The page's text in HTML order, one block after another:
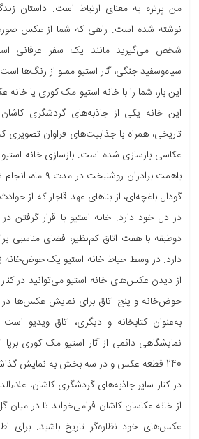
من پرتره به معنای ارتباط است. داستان
نوشته شده است. راهی که شما از عکس صورت
شخص می‌گیرید مانند یک سفر عرفانی
سیاه‌وسفید جنگی، آثار استیو مملو از رنگ‌ها
این بار، شما را با خانه استیو مک کوری یا خانه
این خانه یکی از جاذبه‌های گردشگری
تاریخی، همراه با جذابیت‌های فراوان تصویری
عکاسی بازسازی شده است. بازسازی خانه
باهمت برادران
گودال باغچه‌ای، از بناهای عهد قاجار که از
دوطبقه با هفت اتاق کم‌نظیر، فضای مناسبی
دارد. در وسط حیاط خانه استیو یک حوض‌خانه
از دیدن عکس‌های خانه استیو می‌توانید در
حوض‌خانه و پنج اتاق برای نمایش عکس‌ها در
به‌عنوان کتابخانه و دیگری، اتاق ویدیو
نمایشگاهی دائمی از آثار استیو مک کوری
240 قطعه عکس و در سه بخش به نمایش گذاشته شده است.
در کنار سایر جاذبه‌های گردشگری کاشان،
از خانه عکاسان کاشان فرامی‌خواند تا در میان
عکس‌های خود نظاره‌گر تاریخ باشید. برای